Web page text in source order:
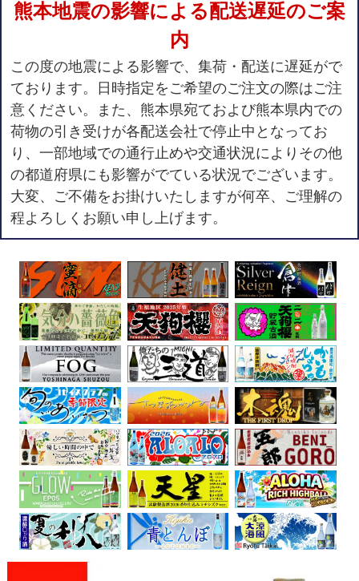
熊本地震の影響による配送遅延のご案
内
この度の地震による影響で、集荷・配送に遅延がで
ております。日時指定をご希望のご注文の際はご注
意ください。また、熊本県宛ておよび熊本県内での
荷物の引き受けが各配送会社で停止中となってお
り、一部地域での通行止めや交通状況によりその他
の都道府県にも影響がでている状況でございます。
大変、ご不備をお掛けいたしますが何卒、ご理解の
程よろしくお願い申し上げます。